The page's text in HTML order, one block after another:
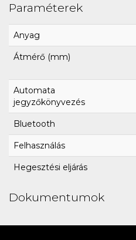
Paraméterek
Anyag
Átmérő (mm)
Automata
jegyzőkönyvezés
Bluetooth
Felhasználás
Hegesztési eljárás
Dokumentumok